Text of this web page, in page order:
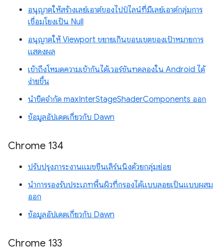
อนุญาตให้สร้างเลย์เอาต์ของไปป์ไลน์ที่มีเลย์เอาต์กลุ่มการ
เชื่อมโยงเป็น Null
อนุญาตให้ Viewport ขยายเกินขอบเขตของเป้าหมายการ
แสดงผล
เข้าถึงโหมดความเข้ากันได้เวอร์ชันทดลองใน Android ได้
ง่ายขึ้น
นำขีดจำกัด maxInterStageShaderComponents ออก
ข้อมูลอัปเดตเกี่ยวกับ Dawn
Chrome 134
ปรับปรุงภาระงานแมชชีนเลิร์นนิงด้วยกลุ่มย่อย
นำการรองรับประเภทพื้นผิวที่กรองได้แบบลอยเป็นแบบผสม
ออก
ข้อมูลอัปเดตเกี่ยวกับ Dawn
Chrome 133